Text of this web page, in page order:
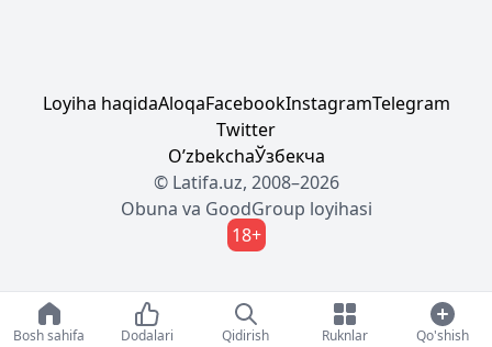
Loyiha haqidaAloqaFacebookInstagramTelegram
Twitter
OʼzbekchaЎзбекча
© Latifa.uz, 2008–2026
Obuna va GoodGroup loyihasi
18+
Bosh sahifa Dodalari Qidirish Ruknlar Qo'shish